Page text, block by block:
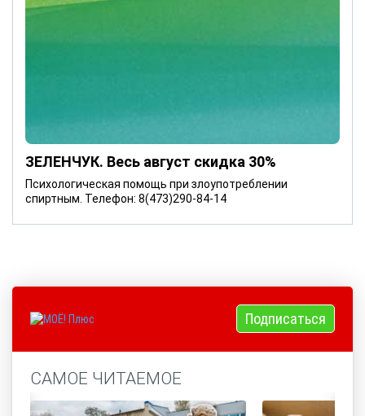
ЗЕЛЕНЧУК. Весь август скидка 30%
Психологическая помощь при злоупотреблении
спиртным. Телефон: 8(473)290-84-14
Подписаться
САМОЕ ЧИТАЕМОЕ